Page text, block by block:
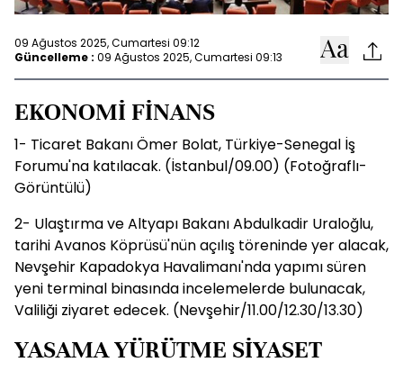
09 Ağustos 2025, Cumartesi 09:12
Güncelleme : 09 Ağustos 2025, Cumartesi 09:13
EKONOMİ FİNANS
1- Ticaret Bakanı Ömer Bolat, Türkiye-Senegal İş
Forumu'na katılacak. (İstanbul/09.00) (Fotoğraflı-
Görüntülü)
2- Ulaştırma ve Altyapı Bakanı Abdulkadir Uraloğlu,
tarihi Avanos Köprüsü'nün açılış töreninde yer alacak,
Nevşehir Kapadokya Havalimanı'nda yapımı süren
yeni terminal binasında incelemelerde bulunacak,
Valiliği ziyaret edecek. (Nevşehir/11.00/12.30/13.30)
​​​​​​​YASAMA YÜRÜTME SİYASET